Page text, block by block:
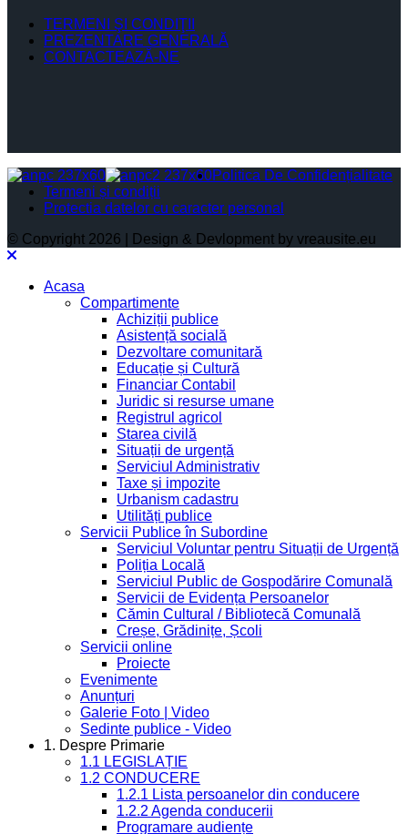
TERMENI ŞI CONDIŢII
PREZENTARE GENERALĂ
CONTACTEAZĂ-NE
Politica De Confidențialitate
Termeni și condiții
Protectia datelor cu caracter personal
© Copyright 2026 | Design & Devlopment by vreausite.eu
Acasa
Compartimente
Achiziții publice
Asistență socială
Dezvoltare comunitară
Educație și Cultură
Financiar Contabil
Juridic si resurse umane
Registrul agricol
Starea civilă
Situații de urgență
Serviciul Administrativ
Taxe și impozite
Urbanism cadastru
Utilități publice
Servicii Publice în Subordine
Serviciul Voluntar pentru Situații de Urgență
Poliția Locală
Serviciul Public de Gospodărire Comunală
Servicii de Evidența Persoanelor
Cămin Cultural / Bibliotecă Comunală
Creșe, Grădinițe, Școli
Servicii online
Proiecte
Evenimente
Anunțuri
Galerie Foto | Video
Sedinte publice - Video
1. Despre Primarie
1.1 LEGISLAȚIE
1.2 CONDUCERE
1.2.1 Lista persoanelor din conducere
1.2.2 Agenda conducerii
Programare audiențe